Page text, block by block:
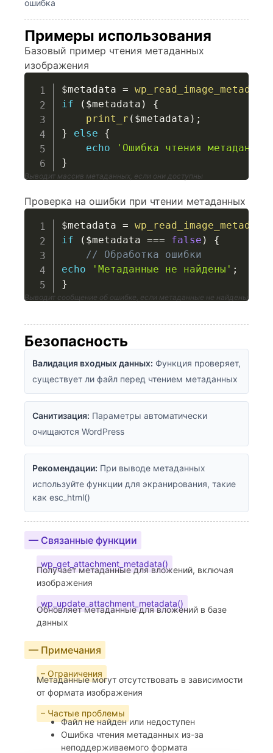
ошибка
Примеры использования
Базовый пример чтения метаданных
изображения
$metadata = wp_read_image_metadata
if
( $metadata )
{
print_r ( $metadata ) ;
}
else
{
echo
'Ошибка чтения
}
Выводит массив метаданных, если они доступны
Проверка на ошибки при чтении метаданных
$metadata = wp_read_image_metadata
if
( $metadata === false )
{
// Обработка ошибки
echo
'Метаданные не найдены' ;
}
Выводит сообщение об ошибке, если метаданные не найдены
Безопасность
Валидация входных данных: Функция проверяет,
существует ли файл перед чтением метаданных
Санитизация: Параметры автоматически
очищаются WordPress
Рекомендации: При выводе метаданных
используйте функции для экранирования, такие
как esc_html()
— Связанные функции
wp_get_attachment_metadata()
Получает метаданные для вложений, включая
изображения
wp_update_attachment_metadata()
Обновляет метаданные для вложений в базе
данных
— Примечания
– Ограничения
Метаданные могут отсутствовать в зависимости
от формата изображения
– Частые проблемы
Файл не найден или недоступен
Ошибка чтения метаданных из-за
неподдерживаемого формата